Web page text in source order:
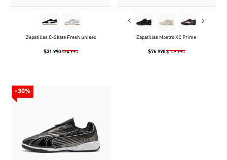
Zapatillas C-Skate Fresh unisex
$31.990 $54.990
Zapatillas Mostro XC Prime
$76.990 $109.990
-30%